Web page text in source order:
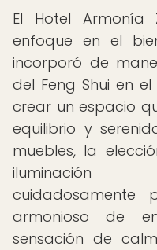
El Hotel Armonía
enfoque en el
incorporó de
del Feng Shui en
crear un espacio
equilibrio y
muebles, la
iluminación
armonioso de
sensación de